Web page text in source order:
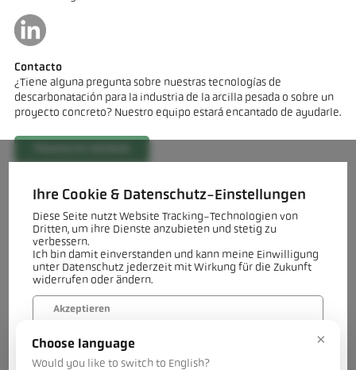
Contacto
¿Tiene alguna pregunta sobre nuestras tecnologías de
descarbonatación para la industria de la arcilla pesada o sobre un
proyecto concreto? Nuestro equipo estará encantado de ayudarle.
Ihre Cookie & Datenschutz-Einstellungen
Diese Seite nutzt Website Tracking-Technologien von
Dritten, um ihre Dienste anzubieten und stetig zu
verbessern.
Ich bin damit einverstanden und kann meine Einwilligung
unter Datenschutz jederzeit mit Wirkung für die Zukunft
widerrufen oder ändern.
Akzeptieren
Verweigern ×
Choose language
Would you like to switch to English?